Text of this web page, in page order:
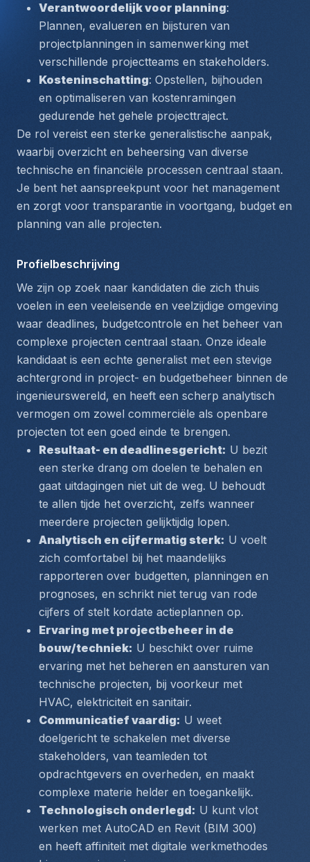
Verantwoordelijk voor planning:
Plannen, evalueren en bijsturen van
projectplanningen in samenwerking met
verschillende projectteams en stakeholders.
Kosteninschatting: Opstellen, bijhouden
en optimaliseren van kostenramingen
gedurende het gehele projecttraject.
De rol vereist een sterke generalistische aanpak,
waarbij overzicht en beheersing van diverse
technische en financiële processen centraal staan.
Je bent het aanspreekpunt voor het management
en zorgt voor transparantie in voortgang, budget en
planning van alle projecten.
Profielbeschrijving
We zijn op zoek naar kandidaten die zich thuis
voelen in een veeleisende en veelzijdige omgeving
waar deadlines, budgetcontrole en het beheer van
complexe projecten centraal staan. Onze ideale
kandidaat is een echte generalist met een stevige
achtergrond in project- en budgetbeheer binnen de
ingenieurswereld, en heeft een scherp analytisch
vermogen om zowel commerciële als openbare
projecten tot een goed einde te brengen.
Resultaat- en deadlinesgericht: U bezit
een sterke drang om doelen te behalen en
gaat uitdagingen niet uit de weg. U behoudt
te allen tijde het overzicht, zelfs wanneer
meerdere projecten gelijktijdig lopen.
Analytisch en cijfermatig sterk: U voelt
zich comfortabel bij het maandelijks
rapporteren over budgetten, planningen en
prognoses, en schrikt niet terug van rode
cijfers of stelt kordate actieplannen op.
Ervaring met projectbeheer in de
bouw/techniek: U beschikt over ruime
ervaring met het beheren en aansturen van
technische projecten, bij voorkeur met
HVAC, elektriciteit en sanitair.
Communicatief vaardig: U weet
doelgericht te schakelen met diverse
stakeholders, van teamleden tot
opdrachtgevers en overheden, en maakt
complexe materie helder en toegankelijk.
Technologisch onderlegd: U kunt vlot
werken met AutoCAD en Revit (BIM 300)
en heeft affiniteit met digitale werkmethodes